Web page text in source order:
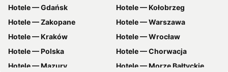
Hotele — Gdańsk
Hotele — Kołobrzeg
Hotele — Zakopane
Hotele — Warszawa
Hotele — Kraków
Hotele — Wrocław
Hotele — Polska
Hotele — Chorwacja
Hotele — Mazury
Hotele — Morze Bałtyckie